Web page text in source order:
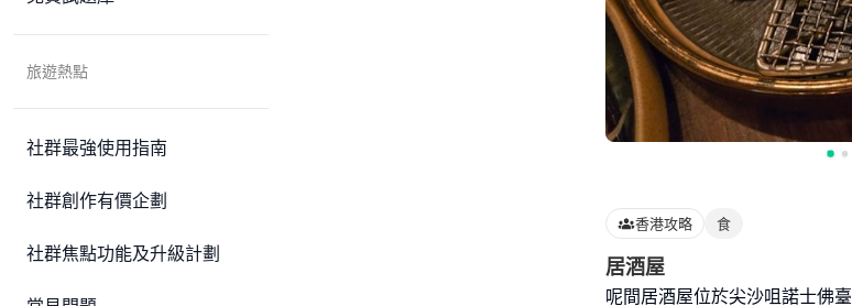
旅遊熱點
社群最強使用指南
社群創作有價企劃
社群焦點功能及升級計劃
香港攻略 食
居酒屋
呢間居酒屋位於尖沙咀諾士佛臺